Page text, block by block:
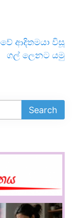
ආදිතමයා විසූ
ගල් ලෙනට යමු